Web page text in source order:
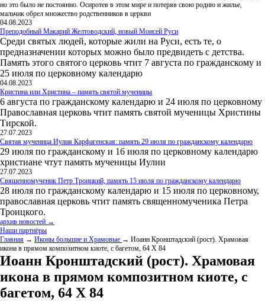
но это было не постоянно. Осиротев в этом мире и потеряв свою родню и жилье,
мальчик обрел множество родственников в церкви
04.08.2023
Преподобный Макарий Желтоводский, новый Моисей Руси
Среди святых людей, которые жили на Руси, есть те, о
предназначении которых можно было предвидеть с детства.
Память этого святого церковь чтит 7 августа по гражданскому и
25 июля по церковному календарю
04.08.2023
Кристина или Христина – память святой мученицы
6 августа по гражданскому календарю и 24 июля по церковному
Православная церковь чтит память святой мученицы Христины
Тирской.
27.07.2023
Святая мученица Иулия Карфагенская: память 29 июля по гражданскому календарю
29 июля по гражданскому и 16 июля по церковному календарю
христиане чтут память мученицы Иулии
27.07.2023
Священномученик Петр Троицкий, память 15 июля по гражданскому календарю
28 июля по гражданскому календарю и 15 июля по церковному,
православная церковь чтит память священномученика Петра
Троицкого.
архив новостей →
Наши партнёры
Главная → Иконы большие и Храмовые → Иоанн Кронштадский (рост). Храмовая
икона в прямом композитном киоте, с багетом, 64 Х 84
Иоанн Кронштадский (рост). Храмовая
икона в прямом композитном киоте, с
багетом, 64 Х 84